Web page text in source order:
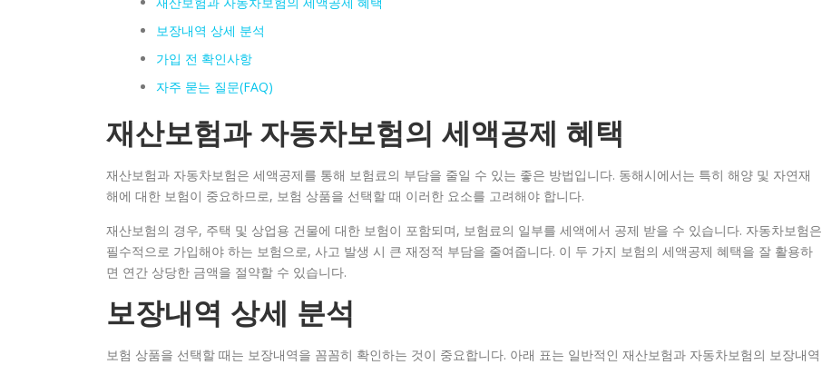
보장내역 상세 분석
가입 전 확인사항
자주 묻는 질문(FAQ)
재산보험과 자동차보험의 세액공제 혜택
재산보험과 자동차보험은 세액공제를 통해 보험료의 부담을 줄일 수 있는 좋은 방법입니다. 동해시에서는 특히 해양 및 자연재
해에 대한 보험이 중요하므로, 보험 상품을 선택할 때 이러한 요소를 고려해야 합니다.
재산보험의 경우, 주택 및 상업용 건물에 대한 보험이 포함되며, 보험료의 일부를 세액에서 공제 받을 수 있습니다. 자동차보험은
필수적으로 가입해야 하는 보험으로, 사고 발생 시 큰 재정적 부담을 줄여줍니다. 이 두 가지 보험의 세액공제 혜택을 잘 활용하
면 연간 상당한 금액을 절약할 수 있습니다.
보장내역 상세 분석
보험 상품을 선택할 때는 보장내역을 꼼꼼히 확인하는 것이 중요합니다. 아래 표는 일반적인 재산보험과 자동차보험의 보장내역